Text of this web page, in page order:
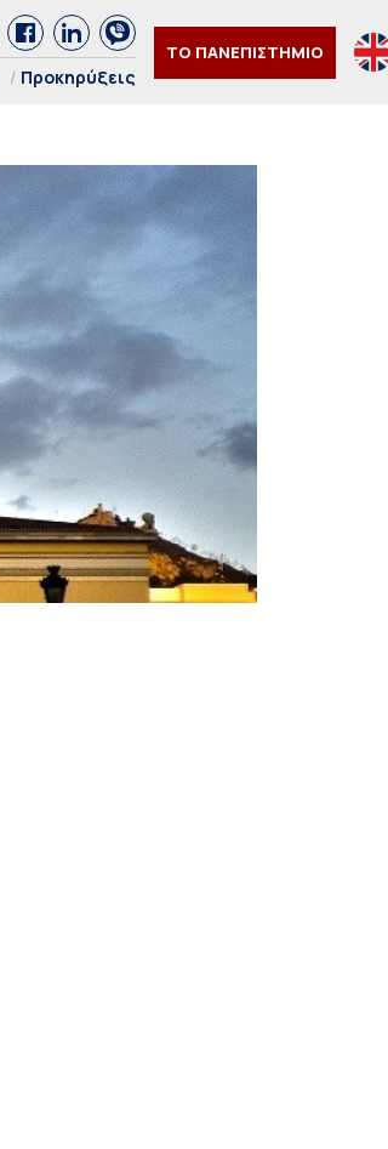
Προκηρύξεις
ΤΟ ΠΑΝΕΠΙΣΤΗΜΙΟ